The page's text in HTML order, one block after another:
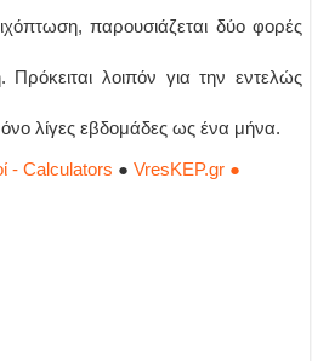
παρουσιάζεται δύο φορές
λοιπόν για την εντελώς
λίγες εβδομάδες ως ένα μήνα.
- Calculators ●VresKEP.gr ●